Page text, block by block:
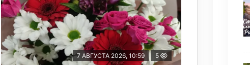
7 АВГУСТА 2026, 10:59 5